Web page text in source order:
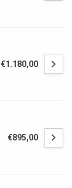
€1.180,00
€895,00